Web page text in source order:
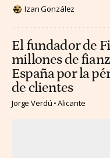
Izan González
El fundador de
millones de
España por la
de clientes
Jorge Verdú Alicante